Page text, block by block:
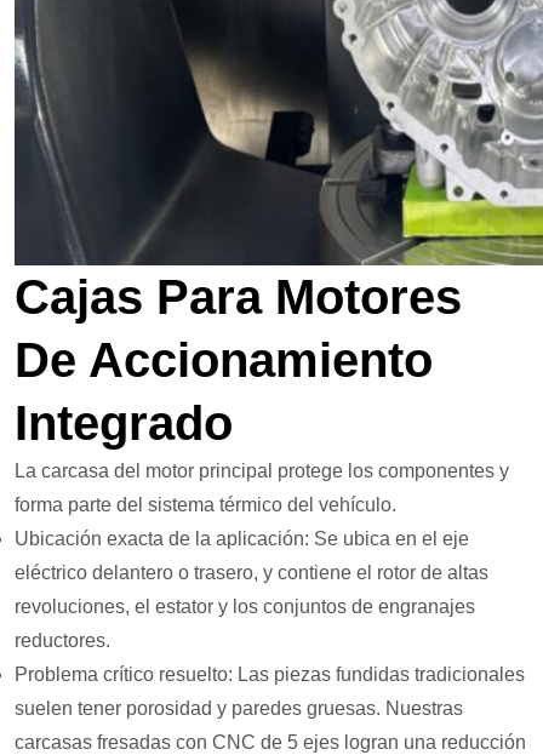
Cajas Para Motores
De Accionamiento
Integrado
La carcasa del motor principal protege los componentes y
forma parte del sistema térmico del vehículo.
Ubicación exacta de la aplicación: Se ubica en el eje
eléctrico delantero o trasero, y contiene el rotor de altas
revoluciones, el estator y los conjuntos de engranajes
reductores.
Problema crítico resuelto: Las piezas fundidas tradicionales
suelen tener porosidad y paredes gruesas. Nuestras
carcasas fresadas con CNC de 5 ejes logran una reducción